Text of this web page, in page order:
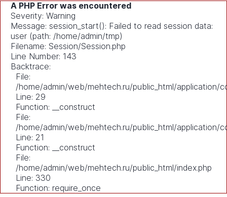
A PHP Error was encountered
Severity: Warning
Message: session_start(): Failed to read session data:
user (path: /home/admin/tmp)
Filename: Session/Session.php
Line Number: 143
Backtrace:
File:
/home/admin/web/mehtech.ru/public_html/application/
Line: 29
Function: __construct
File:
/home/admin/web/mehtech.ru/public_html/application/
Line: 21
Function: __construct
File:
/home/admin/web/mehtech.ru/public_html/index.php
Line: 330
Function: require_once